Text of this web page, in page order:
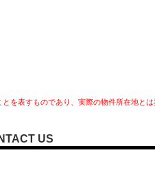
を表すものであり、実際の物件所在地とは
US